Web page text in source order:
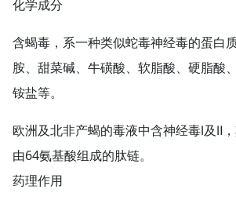
化学成分
含蝎毒，系一种类似蛇毒神经毒的蛋白
胺、甜菜碱、牛磺酸、软脂酸、硬脂酸
铵盐等。
欧洲及北非产蝎的毒液中含神经毒Ⅰ及Ⅱ
由64氨基酸组成的肽链。
药理作用